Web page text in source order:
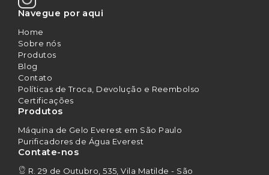
Navegue por aqui
Home
Sobre nós
Produtos
Blog
Contato
Políticas de Troca, Devolução e Reembolso
Certificações
Produtos
Máquina de Gelo Everest em São Paulo
Purificadores de Água Everest
Contate-nos
R. 29 de Outubro, 535, Vila Matilde - São